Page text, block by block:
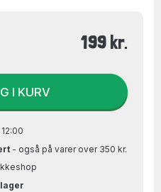
199 kr.
I KURV
- også på varer over 350 kr.